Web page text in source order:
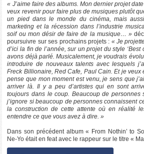
« J’aime faire des albums. Mon dernier projet
veux revenir pour faire plus de musiques plutôt
un pied dans le monde du cinéma, mais
marketing et la récession dans l’industrie
soif ou mon désir de faire de la musique… »
poursuivre sur ses prochains projets : « Je
d’ici la fin de l’année, sur un projet du style ‘Best
avons déjà parlé. Musicalement, je voudrais
introduire de nouveaux talents avec lesquels
Freck Billionaire, Red Cafe, Paul Cain. Et je veux
pense que mon moment est venu, je sens que
arriver là. Il y a peu d’artistes qui en sont
toujours dans le coup. Beaucoup de personnes
j’ignore si beaucoup de personnes connaissent
la construction de cette attente où en réalité
entendre ce que vous avez à dire. »
Dans son précédent album « From Nothin’ to
Ne-Yo était en feat avec le rappeur sur le titre «